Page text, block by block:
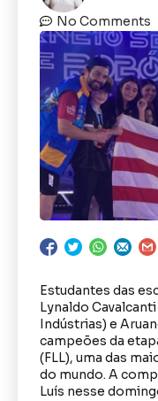
No Comments
Estudantes das
Lynaldo
Indústrias) e
campeões da
(FLL), uma das
do mundo. A
Luís nesse